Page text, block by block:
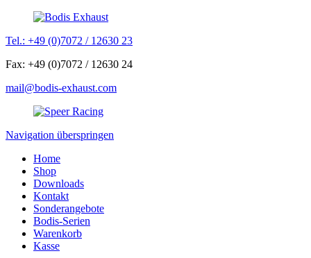
Tel.: +49 (0)7072 / 12630 23
Fax: +49 (0)7072 / 12630 24
mail@bodis-exhaust.com
Navigation überspringen
Home
Shop
Downloads
Kontakt
Sonderangebote
Bodis-Serien
Warenkorb
Kasse